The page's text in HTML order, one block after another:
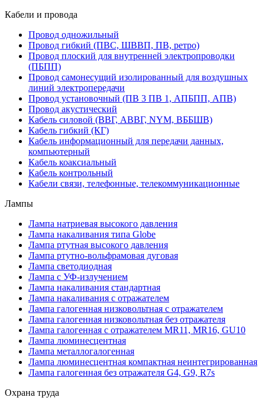
Кабели и провода
Провод одножильный
Провод гибкий (ПВС, ШВВП, ПВ, ретро)
Провод плоский для внутренней электропроводки
(ПБПП)
Провод самонесущий изолированный для воздушных
линий электропередачи
Провод установочный (ПВ 3 ПВ 1, АПБПП, АПВ)
Провод акустический
Кабель силовой (ВВГ, АВВГ, NYM, ВББШВ)
Кабель гибкий (КГ)
Кабель информационный для передачи данных,
компьютерный
Кабель коаксиальный
Кабель контрольный
Кабели связи, телефонные, телекоммуникационные
Лампы
Лампа натриевая высокого давления
Лампа накаливания типа Globe
Лампа ртутная высокого давления
Лампа ртутно-вольфрамовая дуговая
Лампа светодиодная
Лампа с УФ-излучением
Лампа накаливания стандартная
Лампа накаливания с отражателем
Лампа галогенная низковольтная с отражателем
Лампа галогенная низковольтная без отражателя
Лампа галогенная с отражателем MR11, MR16, GU10
Лампа люминесцентная
Лампа металлогалогенная
Лампа люминесцентная компактная неинтегрированная
Лампа галогенная без отражателя G4, G9, R7s
Охрана труда